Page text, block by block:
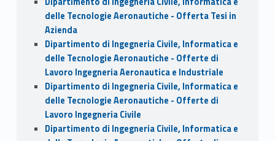
delle Tecnologie Aeronautiche - Offerta Tesi in
Azienda
Dipartimento di Ingegneria Civile, Informatica e
delle Tecnologie Aeronautiche - Offerte di
Lavoro Ingegneria Aeronautica e Industriale
Dipartimento di Ingegneria Civile, Informatica e
delle Tecnologie Aeronautiche - Offerte di
Lavoro Ingegneria Civile
Dipartimento di Ingegneria Civile, Informatica e